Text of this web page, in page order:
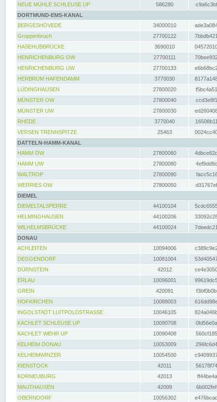
NEUE MÜHLE SCHLEUSE UP
586280
DORTMUND-EMS-KANAL
BERGESHÖVEDE
34000010
Groppenbruch
27700122
HASEHUBBRÜCKE
3690010
HENRICHENBURG OW
27700111
HENRICHENBURG UW
27700133
HERBRUM HAFENDAMM
3770030
LÜDINGHAUSEN
27800020
MÜNSTER OW
27800040
MÜNSTER UW
27800030
RHEDE
3770040
VERSEN TRENNSPITZE
25463
DATTELN-HAMM-KANAL
HAMM OW
27800060
HAMM UW
27800080
WALTROP
27800090
WERRIES OW
27800050
DIEMEL
DIEMELTALSPERRE
44100104
HELMINGHAUSEN
44100206
WILHELMSBRÜCKE
44100024
DONAU
ACHLEITEN
10094006
DEGGENDORF
10081004
DÜRNSTEIN
42012
ERLAU
10096001
GREIN
420091
HOFKIRCHEN
10088003
INGOLSTADT LUITPOLDSTRASSE
10046105
KACHLET SCHLEUSE UP
10090708
KACHLET WEHR UP
10090408
KELHEIM DONAU
10053009
KELHEIMWINZER
10054500
KIENSTOCK
42011
KORNEUBURG
42013
MAUTHAUSEN
42009
OBERNDORF
10056302